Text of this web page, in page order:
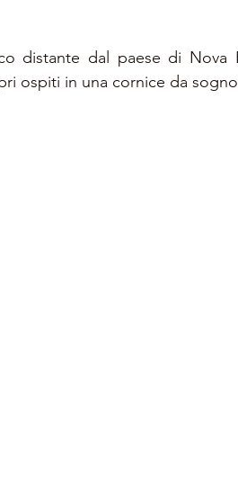
distante dal paese di Nova
ospiti in una cornice da